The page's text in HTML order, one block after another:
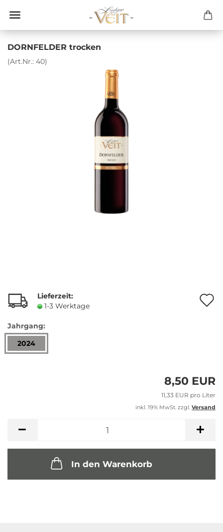
DORNFELDER trocken
(Art.Nr.: 40)
Lieferzeit:
1-3 Werktage
Jahrgang:
2024
8,50 EUR
11,33 EUR pro Liter
inkl. 19% MwSt. zzgl. Versand
In den Warenkorb